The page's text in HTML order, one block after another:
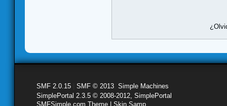
SMF 2.0.15 SMF © 2013 Simple Machines
SimplePortal 2.3.5 © 2008-2012, SimplePortal
SMFSimple.com Theme | Skin Samp